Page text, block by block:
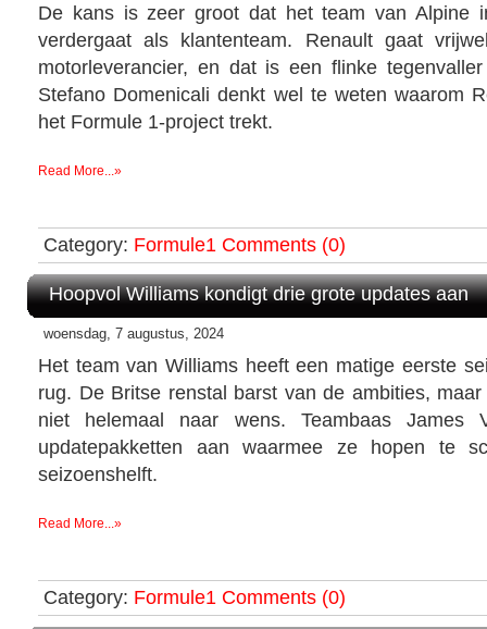
De kans is zeer groot dat het team van Alpine
verdergaat als klantenteam. Renault gaat
motorleverancier, en dat is een flinke
Stefano Domenicali denkt wel te weten waarom
het Formule 1-project trekt.
Read More...»
Category: Formule1 Comments (0)
Hoopvol Williams kondigt drie grote updates aan
woensdag, 7 augustus, 2024
Het team van Williams heeft een matige eerste
rug. De Britse renstal barst van de ambities,
niet helemaal naar wens. Teambaas James
updatepakketten aan waarmee ze hopen te
seizoenshelft.
Read More...»
Category: Formule1 Comments (0)